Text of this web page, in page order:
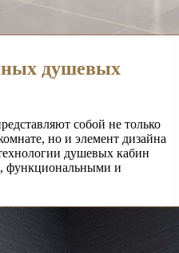
душевых
собой не только
но и элемент дизайна
душевых кабин
функциональными и